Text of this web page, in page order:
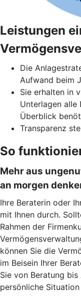
Leistungen
Die
Aufwand beim
Sie erhalten in
Unterlagen alle
Überblick
Transparenz
So
Mehr aus
an morgen
Ihre Beraterin oder
mit Ihnen durch.
Rahmen der
können Sie die
im Beisein Ihrer
Sie von Beratung
persönliche